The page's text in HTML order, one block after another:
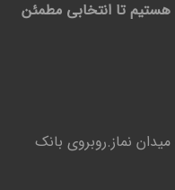
هستیم تا انتخابی مطمئن
نماز.روبروی بانک